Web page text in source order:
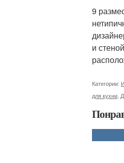
9
и
Категории:
для кухни